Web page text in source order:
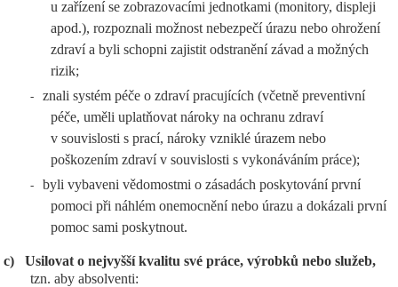
u zařízení se zobrazovacími jednotkami (monitory, displeji
apod.), rozpoznali možnost nebezpečí úrazu nebo ohrožení
zdraví a byli schopni zajistit odstranění závad a možných
rizik;
-
znali systém péče o zdraví pracujících (včetně preventivní
péče, uměli uplatňovat nároky na ochranu zdraví
v souvislosti s prací, nároky vzniklé úrazem nebo
poškozením zdraví v souvislosti s vykonáváním práce);
-
byli vybaveni vědomostmi o zásadách poskytování první
pomoci při náhlém onemocnění nebo úrazu a dokázali první
pomoc sami poskytnout.
c)
Usilovat o nejvyšší kvalitu své práce, výrobků nebo služeb,
tzn. aby absolventi: